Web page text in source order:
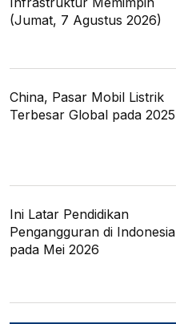
(Jumat, 7 Agustus 2026)
China, Pasar Mobil Listrik
Terbesar Global pada 2025
Ini Latar Pendidikan
Pengangguran di Indonesia
pada Mei 2026